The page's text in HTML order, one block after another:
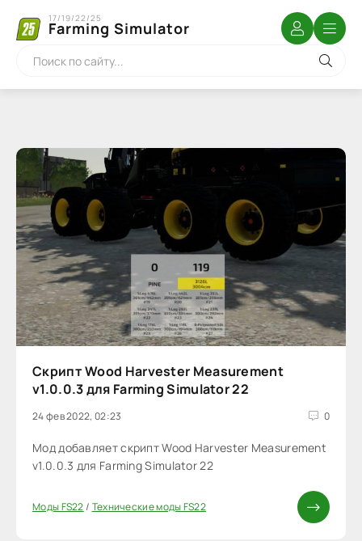
Farming Simulator
17/19/22/25
Скрипт Wood Harvester Measurement
v1.0.0.3 для Farming Simulator 22
24 фев 2022, 02:23 0
Мод добавляет скрипт Wood Harvester Measurement
v1.0.0.3 для Farming Simulator 22
Моды FS22/ Технические моды FS22